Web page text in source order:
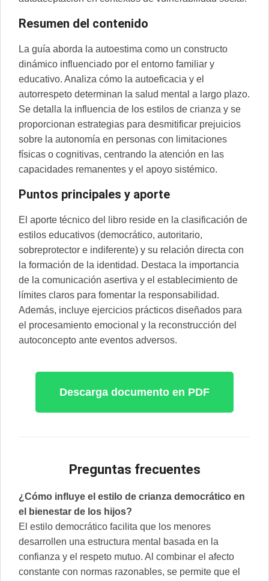
Resumen del contenido
La guía aborda la autoestima como un constructo
dinámico influenciado por el entorno familiar y
educativo. Analiza cómo la autoeficacia y el
autorrespeto determinan la salud mental a largo plazo.
Se detalla la influencia de los estilos de crianza y se
proporcionan estrategias para desmitificar prejuicios
sobre la autonomía en personas con limitaciones
físicas o cognitivas, centrando la atención en las
capacidades remanentes y el apoyo sistémico.
Puntos principales y aporte
El aporte técnico del libro reside en la clasificación de
estilos educativos (democrático, autoritario,
sobreprotector e indiferente) y su relación directa con
la formación de la identidad. Destaca la importancia
de la comunicación asertiva y el establecimiento de
límites claros para fomentar la responsabilidad.
Además, incluye ejercicios prácticos diseñados para
el procesamiento emocional y la reconstrucción del
autoconcepto ante eventos adversos.
Descarga documento en PDF
Preguntas frecuentes
¿Cómo influye el estilo de crianza democrático en
el bienestar de los hijos?
El estilo democrático facilita que los menores
desarrollen una estructura mental basada en la
confianza y el respeto mutuo. Al combinar el afecto
constante con normas razonables, se permite que el